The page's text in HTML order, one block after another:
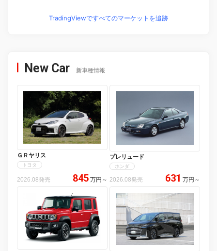
TradingViewですべてのマーケットを追跡
New Car 新車種情報
ＧＲヤリス
トヨタ
2026.08発売 845 万円 ～
プレリュード
ホンダ
2026.08発売 631 万円 ～